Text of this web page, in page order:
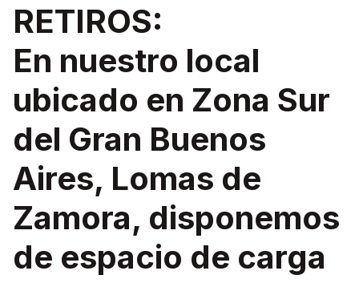
RETIROS:
En nuestro local
ubicado en Zona Sur
del Gran Buenos
Aires, Lomas de
Zamora, disponemos
de espacio de carga